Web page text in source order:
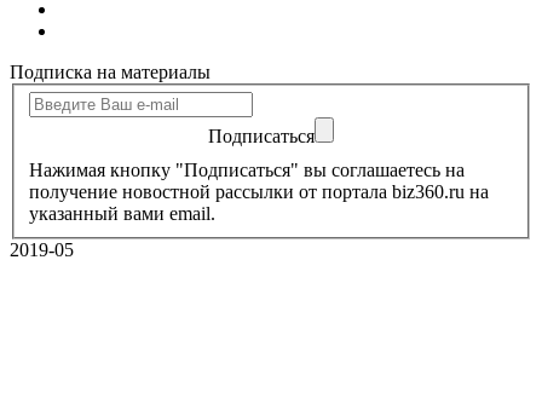
Подписка на материалы
Подписаться
Нажимая кнопку "Подписаться" вы соглашаетесь на
получение новостной рассылки от портала biz360.ru на
указанный вами email.
2019-05